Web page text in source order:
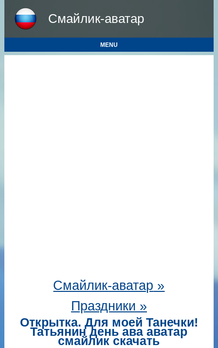
Смайлик-аватар
MENU
Смайлик-аватар »
Праздники »
Открытка. Для моей Танечки!
Татьянин день ава аватар
смайлик скачать